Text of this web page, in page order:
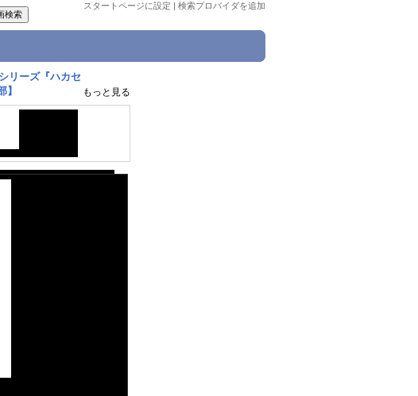
スタートページに設定 | 検索プロバイダを追加
リーズ『ハカセ
もっと見る